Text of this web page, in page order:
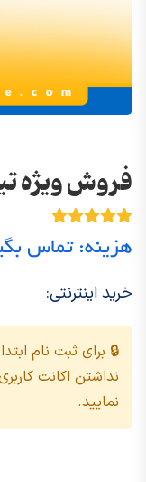
فروش ویژه
هزینه: تماس
خرید اینترنتی:
🔒 برای ثبت نام
نداشتن اکانت
نمایید.